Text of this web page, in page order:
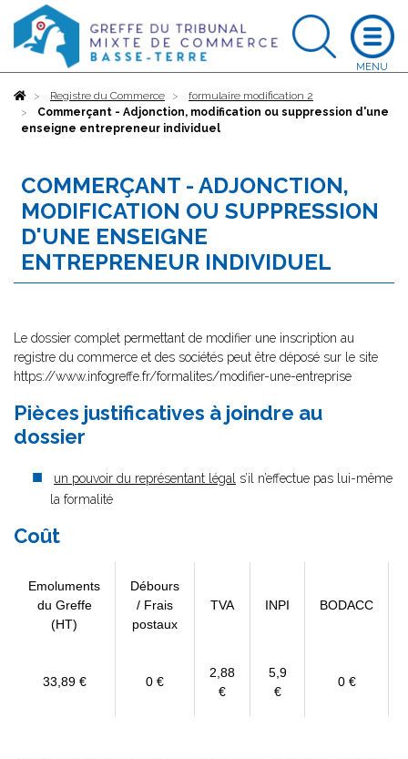
AccueilRegistre du Commerce
formulaire modification 2
Commerçant - Adjonction, modification ou suppression d'une
enseigne entrepreneur individuel
COMMERÇANT - ADJONCTION,
MODIFICATION OU SUPPRESSION
D'UNE ENSEIGNE
ENTREPRENEUR INDIVIDUEL
Le dossier complet permettant de modifier une inscription au
registre du commerce et des sociétés peut être déposé sur le site
https://www.infogreffe.fr/formalites/modifier-une-entreprise
Pièces justificatives à joindre au
dossier
un pouvoir du représentant légal s’il n’effectue pas lui-même
la formalité
Coût
Emoluments
du Greffe
(HT)
Débours
/ Frais
postaux
TVA INPI BODACC
33,89 € 0 €
2,88
€
5,9
€
0 €